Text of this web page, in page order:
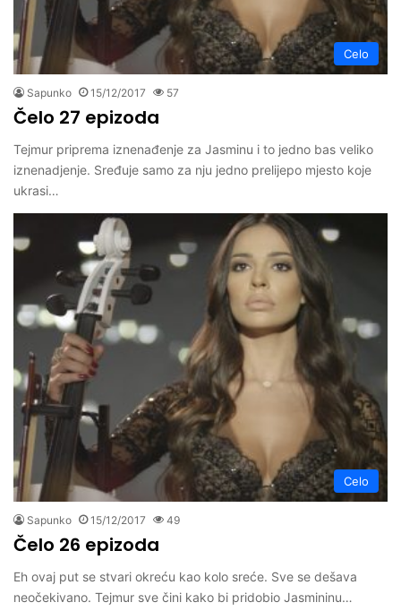
Celo
Sapunko 15/12/2017 57
Čelo 27 epizoda
Tejmur priprema iznenađenje za Jasminu i to jedno bas veliko
iznenadjenje. Sređuje samo za nju jedno prelijepo mjesto koje
ukrasi…
Celo
Sapunko 15/12/2017 49
Čelo 26 epizoda
Eh ovaj put se stvari okreću kao kolo sreće. Sve se dešava
neočekivano. Tejmur sve čini kako bi pridobio Jasmininu…